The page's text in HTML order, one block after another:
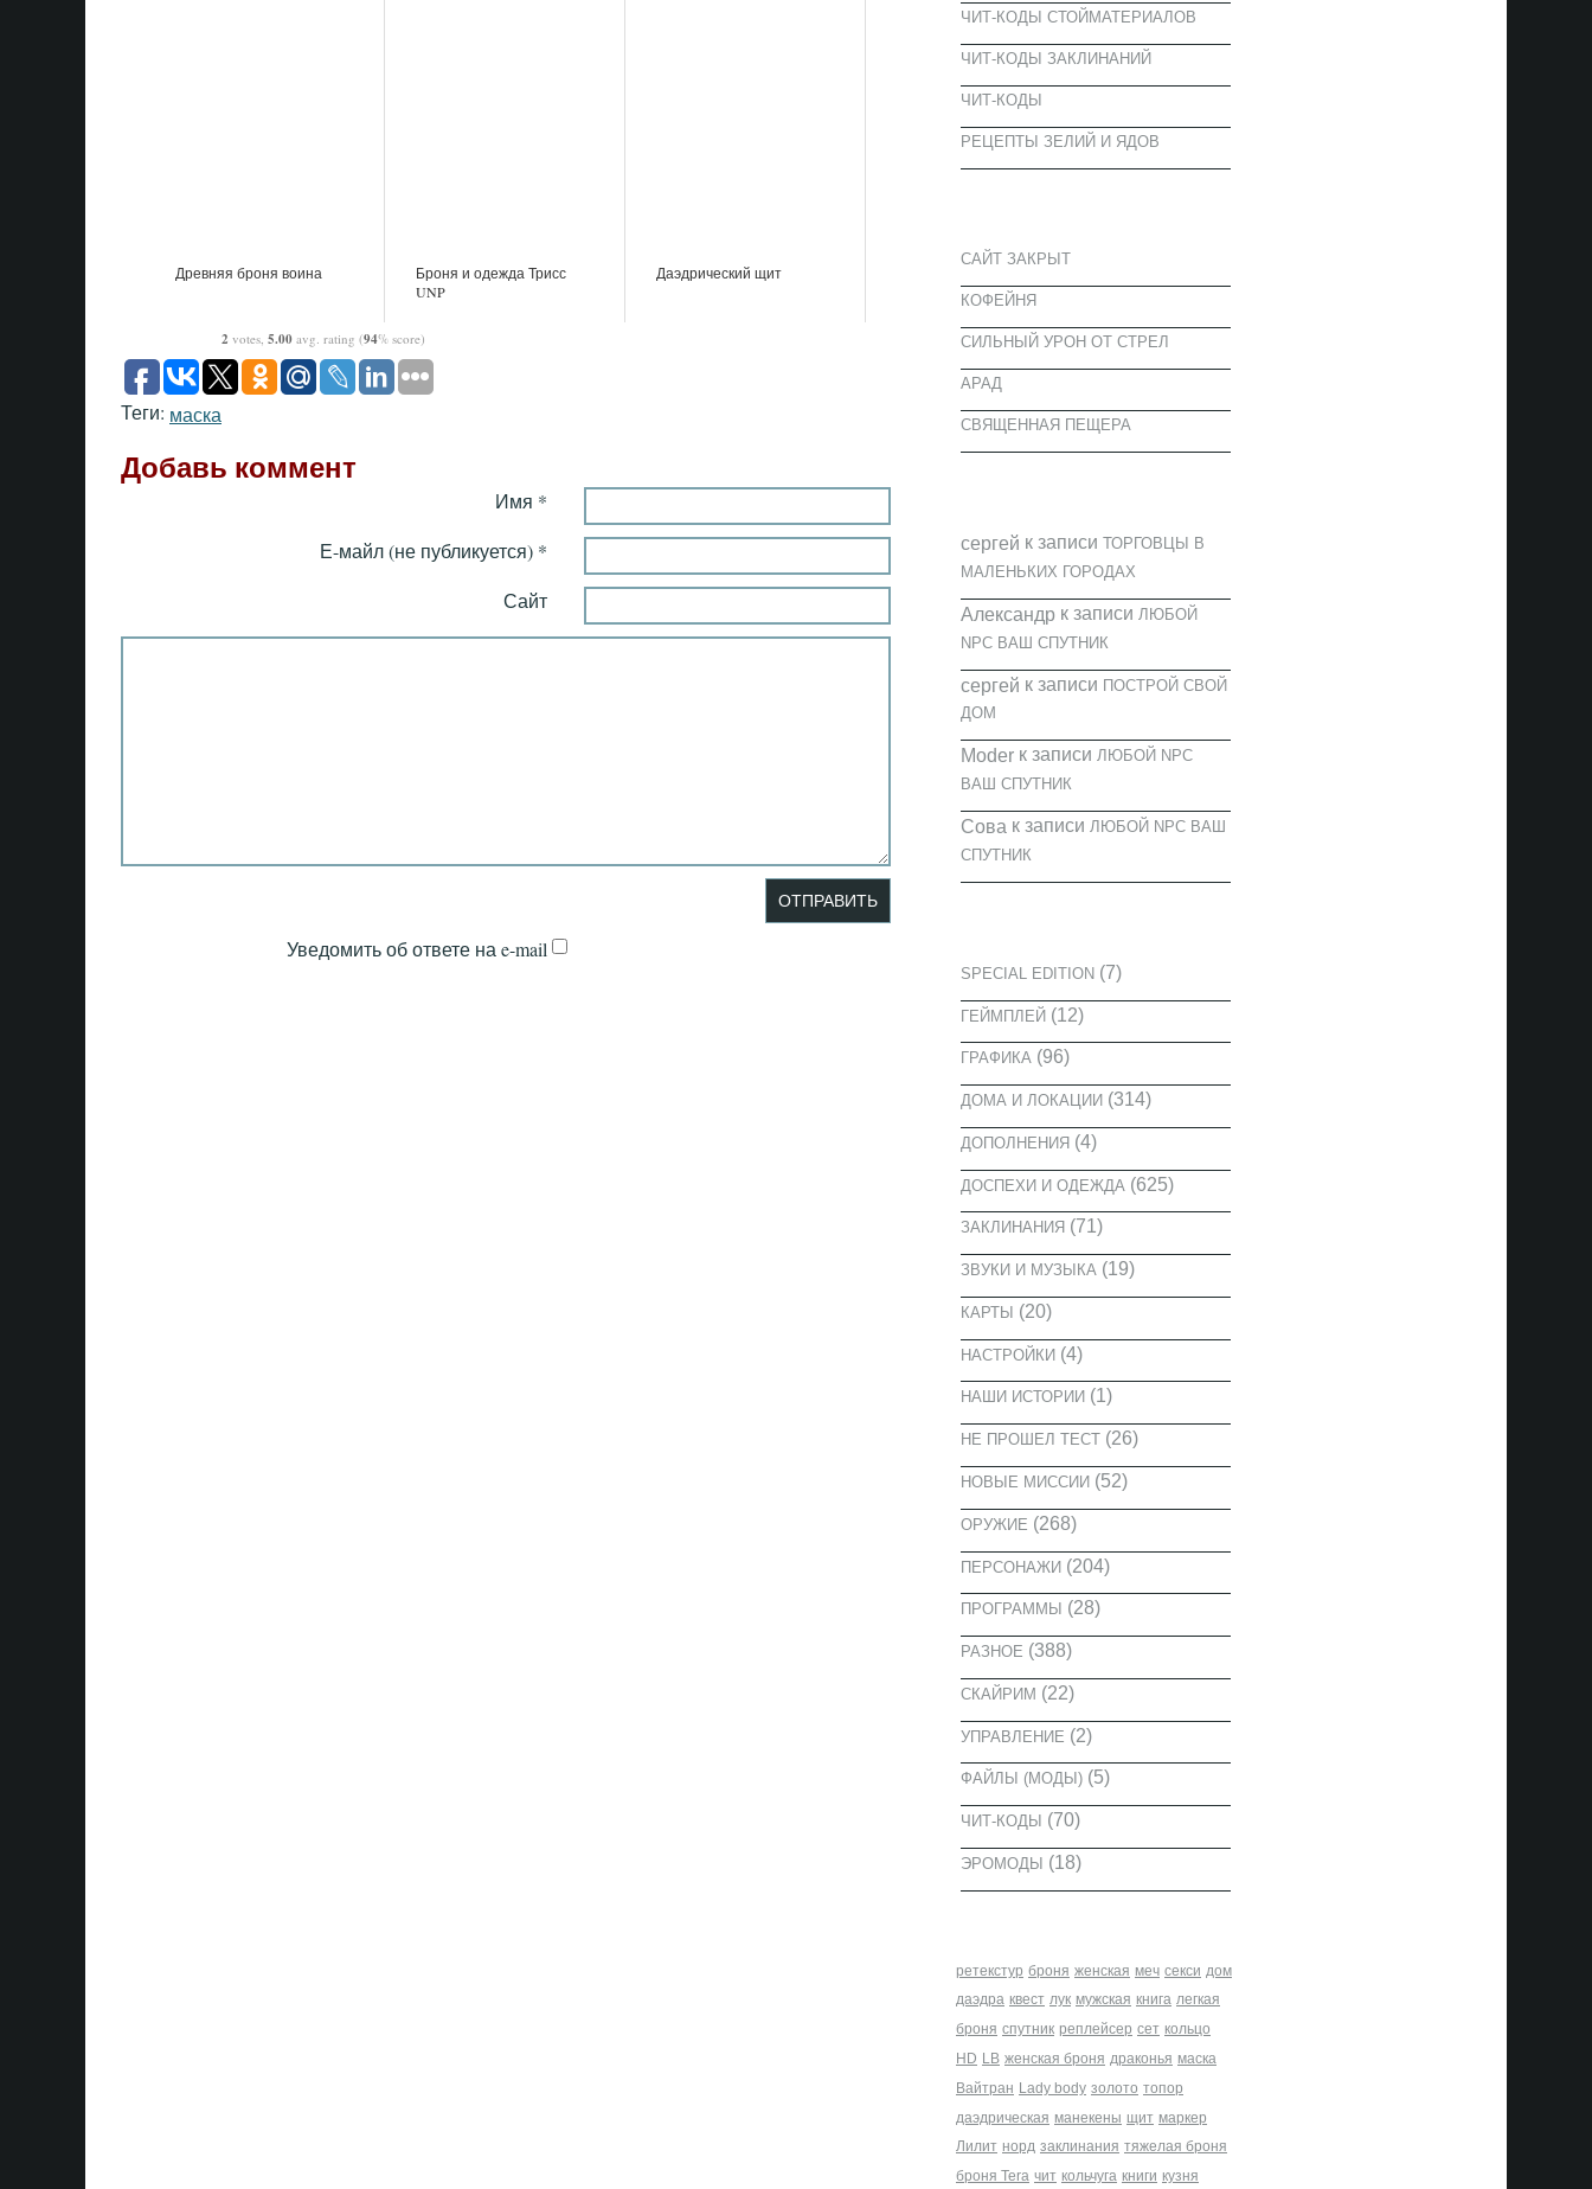
Древняя броня воина
Броня и одежда Трисс
UNP
Даэдрический щит
2 votes, 5.00 avg. rating (94% score)
Теги: маска
Добавь коммент
Имя *
Е-майл (не публикуется) *
Сайт
Уведомить об ответе на e-mail
ЧИТ-КОДЫ СТОЙМАТЕРИАЛОВ
ЧИТ-КОДЫ ЗАКЛИНАНИЙ
ЧИТ-КОДЫ
РЕЦЕПТЫ ЗЕЛИЙ И ЯДОВ
САЙТ ЗАКРЫТ
КОФЕЙНЯ
CИЛЬНЫЙ УРОН ОТ СТРЕЛ
АРАД
СВЯЩЕННАЯ ПЕЩЕРА
cергей к записи ТОРГОВЦЫ В
МАЛЕНЬКИХ ГОРОДАХ
Александрк записи ЛЮБОЙ
NPC ВАШ СПУТНИК
cергей к записи ПОСТРОЙ СВОЙ
ДОМ
Moderк записи ЛЮБОЙ NPC
ВАШ СПУТНИК
Сова к записи ЛЮБОЙ NPC ВАШ
СПУТНИК
SPECIAL EDITION(7)
ГЕЙМПЛЕЙ(12)
ГРАФИКА (96)
ДОМА И ЛОКАЦИИ(314)
ДОПОЛНЕНИЯ(4)
ДОСПЕХИ И ОДЕЖДА (625)
ЗАКЛИНАНИЯ(71)
ЗВУКИ И МУЗЫКА (19)
КАРТЫ (20)
НАСТРОЙКИ(4)
НАШИ ИСТОРИИ(1)
НЕ ПРОШЕЛ ТЕСТ(26)
НОВЫЕ МИССИИ(52)
ОРУЖИЕ (268)
ПЕРСОНАЖИ(204)
ПРОГРАММЫ (28)
РАЗНОЕ (388)
СКАЙРИМ (22)
УПРАВЛЕНИЕ (2)
ФАЙЛЫ (МОДЫ)(5)
ЧИТ-КОДЫ (70)
ЭРОМОДЫ (18)
ретекстур броня женская меч секси дом
даэдра квест лук мужская книга легкая
броня спутник реплейсер сет кольцо
HD LB женская броня драконья маска
Вайтран Lady body золото топор
даэдрическая манекены щит маркер
Лилит норд заклинания тяжелая броня
броня Tera чит кольчуга книги кузня